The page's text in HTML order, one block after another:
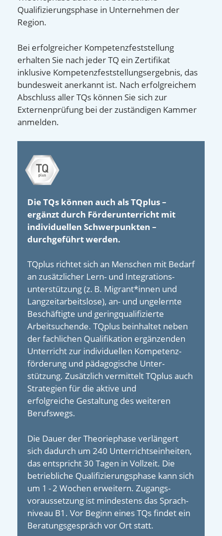
Qualifizierungsphase in Unternehmen der
Region.
Bei erfolgreicher Kompetenzfeststellung
erhalten Sie nach jeder TQ ein Zertifikat
inklusive Kompetenzfeststellungsergebnis, das
bundesweit anerkannt ist. Nach erfolgreichem
Abschluss aller TQs können Sie sich zur
Externenprüfung bei der zuständigen Kammer
anmelden.
Die TQs können auch als TQplus –
ergänzt durch Förderunterricht mit
individuellen Schwerpunkten –
durchgeführt werden.
TQplus richtet sich an Menschen mit Bedarf
an zusätzlicher Lern- und Integrations­
unterstützung (z. B. Migrant*innen und
Langzeit­arbeitslose), an- und un­gelernte
Beschäftigte und gering­qualifizierte
Arbeitsuchende. TQplus beinhaltet neben
der fachlichen Qualifikation ergänzenden
Unterricht zur individuellen Kompetenz­
förderung und päda­gogische Unter­
stützung. Zusätzlich vermittelt TQplus auch
Strategien für die aktive und
erfolgreiche Gestaltung des weiteren
Berufswegs.
Die Dauer der Theoriephase verlängert
sich dadurch um 240 Unterrichts­einheiten,
das entspricht 30 Tagen in Vollzeit. Die
betrieb­liche Quali­fizierungs­­phase kann sich
um 1 - 2 Wochen erweitern. Zugangs­
voraussetzung ist mindes­tens das Sprach­
niveau B1. Vor Beginn eines TQs findet ein
Beratungs­gespräch vor Ort statt.